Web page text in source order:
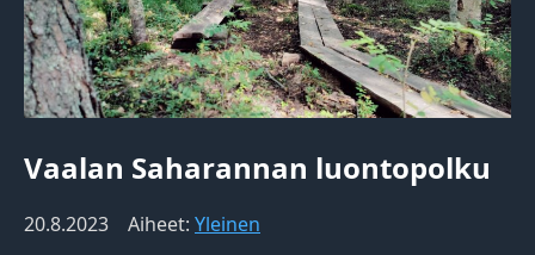
Vaalan Saharannan luontopolku
20.8.2023 Aiheet: Yleinen